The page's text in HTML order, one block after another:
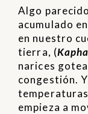
Algo
acumulado
en nuestro
tierra, (Kapha
narices
congestión.
empieza a